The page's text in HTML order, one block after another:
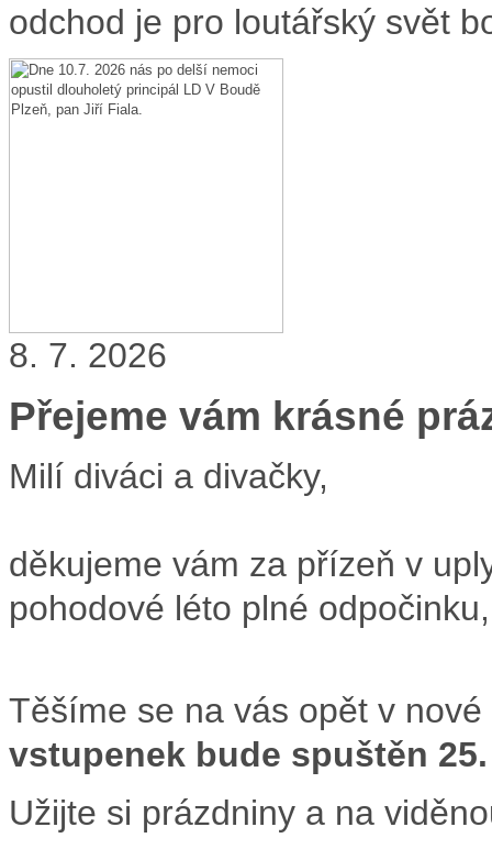
odchod je pro loutářský svět
8. 7. 2026
Přejeme vám krásné
Milí diváci a divačky,
děkujeme vám za přízeň v
pohodové léto plné
Těšíme se na vás opět v
vstupenek bude spuštěn
Užijte si prázdniny a na